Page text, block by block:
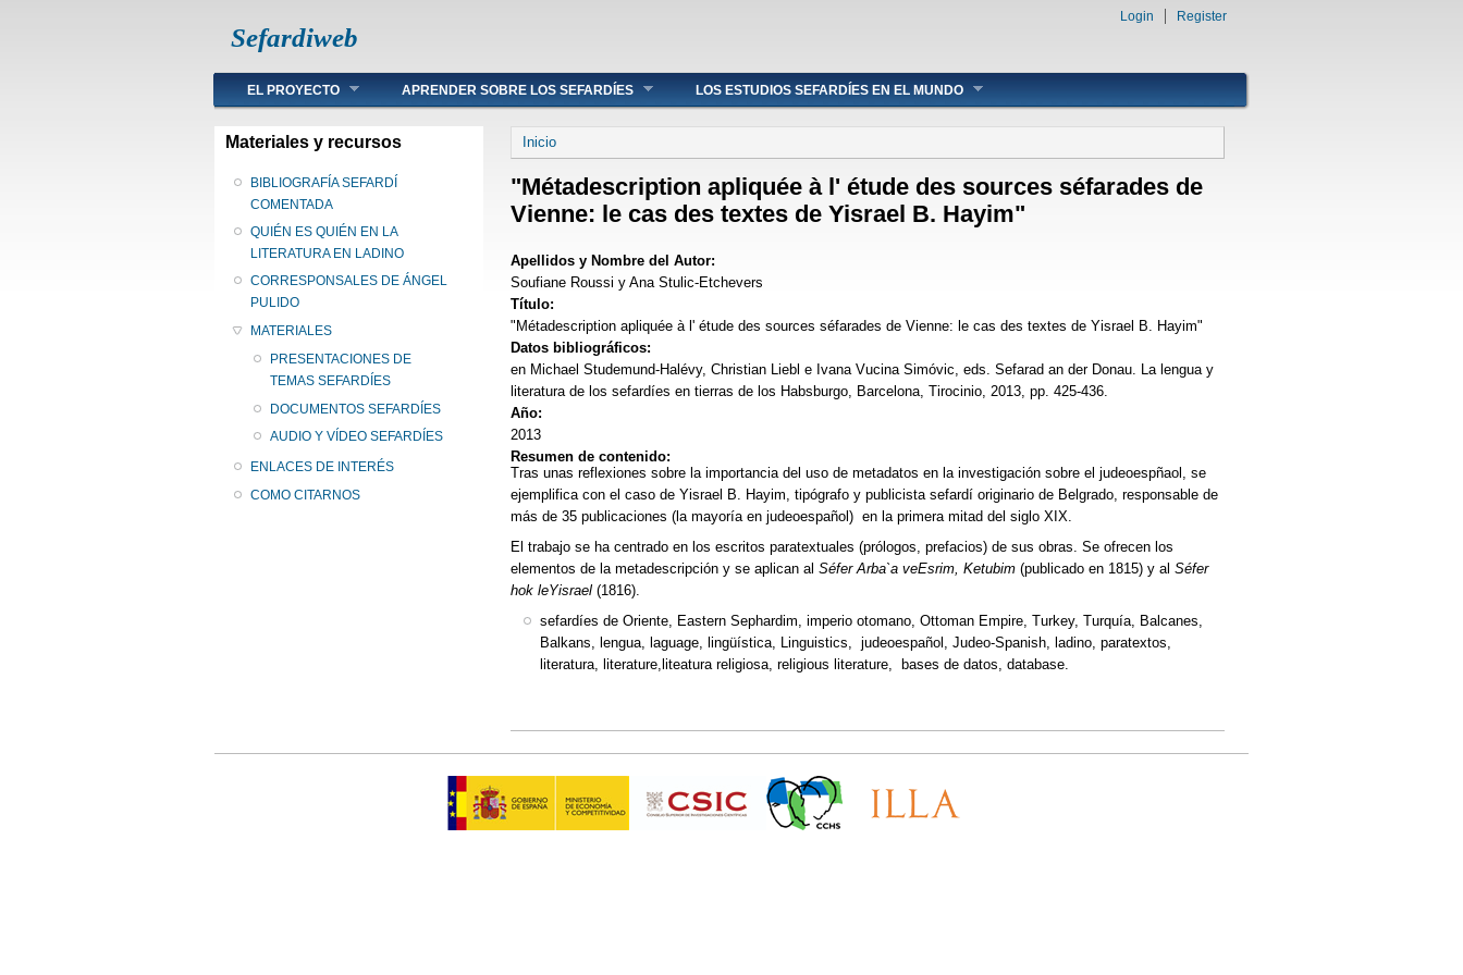
Sefardiweb
Login Register
Main menu
EL PROYECTO APRENDER SOBRE LOS SEFARDÍES LOS ESTUDIOS SEFARDÍES EN EL MUNDO
Materiales y recursos
BIBLIOGRAFÍA SEFARDÍ
COMENTADA
QUIÉN ES QUIÉN EN LA
LITERATURA EN LADINO
CORRESPONSALES DE ÁNGEL
PULIDO
MATERIALES
PRESENTACIONES DE
TEMAS SEFARDÍES
DOCUMENTOS SEFARDÍES
AUDIO Y VÍDEO SEFARDÍES
ENLACES DE INTERÉS
COMO CITARNOS
Se encuentra usted aquí
Inicio
"Métadescription apliquée à l' étude des sources séfarades de
Vienne: le cas des textes de Yisrael B. Hayim"
Apellidos y Nombre del Autor:
Soufiane Roussi y Ana Stulic-Etchevers
Título:
"Métadescription apliquée à l' étude des sources séfarades de Vienne: le cas des textes de Yisrael B. Hayim"
Datos bibliográficos:
en Michael Studemund-Halévy, Christian Liebl e Ivana Vucina Simóvic, eds. Sefarad an der Donau. La lengua y
literatura de los sefardíes en tierras de los Habsburgo, Barcelona, Tirocinio, 2013, pp. 425-436.
Año:
2013
Resumen de contenido:
Tras unas reflexiones sobre la importancia del uso de metadatos en la investigación sobre el judeoespñaol, se
ejemplifica con el caso de Yisrael B. Hayim, tipógrafo y publicista sefardí originario de Belgrado, responsable de
más de 35 publicaciones (la mayoría en judeoespañol) en la primera mitad del siglo XIX.
El trabajo se ha centrado en los escritos paratextuales (prólogos, prefacios) de sus obras. Se ofrecen los
elementos de la metadescripción y se aplican al Séfer Arba`a veEsrim, Ketubim (publicado en 1815) y al Séfer
hok leYisrael (1816).
sefardíes de Oriente, Eastern Sephardim, imperio otomano, Ottoman Empire, Turkey, Turquía, Balcanes,
Balkans, lengua, laguage, lingüística, Linguistics, judeoespañol, Judeo-Spanish, ladino, paratextos,
literatura, literature,liteatura religiosa, religious literature, bases de datos, database.